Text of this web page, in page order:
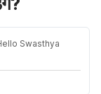
Swasthya